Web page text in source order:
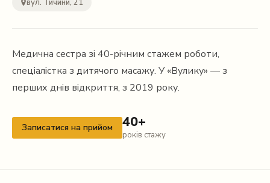
вул. Тичини, 21
Медична сестра зі 40-річним стажем роботи,
спеціалістка з дитячого масажу. У «Вулику» — з
перших днів відкриття, з 2019 року.
Записатися на прийом 40+
років стажу
WhatsApp
Instagram